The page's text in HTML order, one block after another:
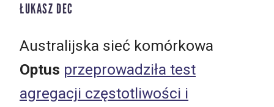
ŁUKASZ DEC
Australijska sieć komórkowa
Optus przeprowadziła test
agregacji częstotliwości i